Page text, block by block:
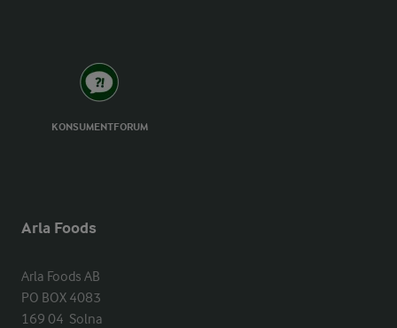
KONSUMENTFORUM
Arla Foods
Arla Foods AB
PO BOX 4083
169 04  Solna